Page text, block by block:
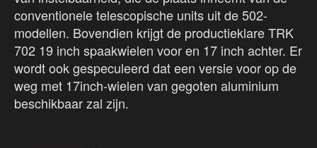
conventionele telescopische units uit de 502-
modellen. Bovendien krijgt de productieklare TRK
702 19 inch spaakwielen voor en 17 inch achter. Er
wordt ook gespeculeerd dat een versie voor op de
weg met 17inch-wielen van gegoten aluminium
beschikbaar zal zijn.